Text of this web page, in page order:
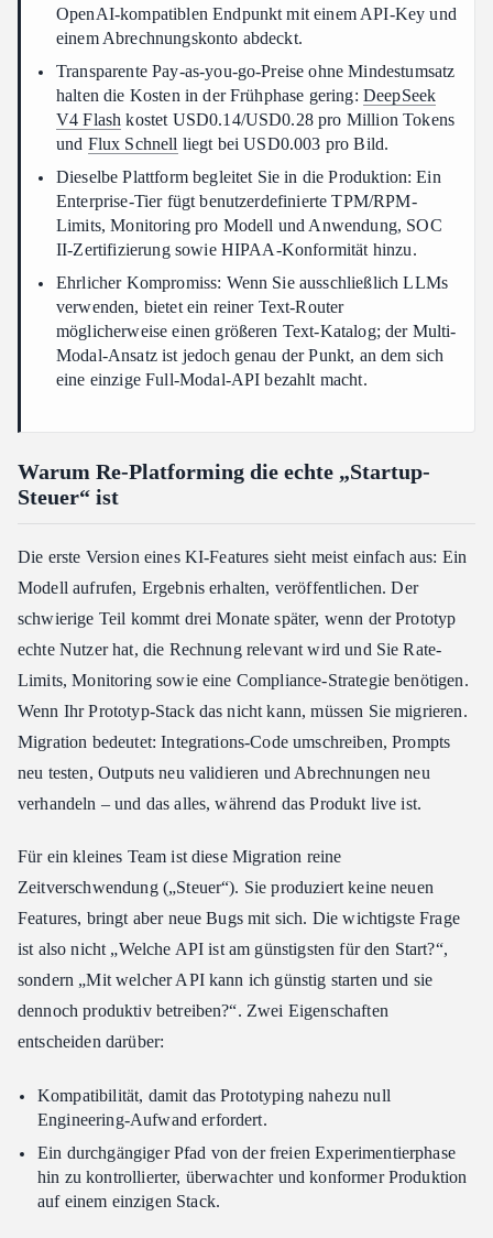
OpenAI-kompatiblen Endpunkt mit einem API-Key und
einem Abrechnungskonto abdeckt.
Transparente Pay-as-you-go-Preise ohne Mindestumsatz
halten die Kosten in der Frühphase gering: DeepSeek
V4 Flash kostet USD0.14/USD0.28 pro Million Tokens
und Flux Schnell liegt bei USD0.003 pro Bild.
Dieselbe Plattform begleitet Sie in die Produktion: Ein
Enterprise-Tier fügt benutzerdefinierte TPM/RPM-
Limits, Monitoring pro Modell und Anwendung, SOC
II-Zertifizierung sowie HIPAA-Konformität hinzu.
Ehrlicher Kompromiss: Wenn Sie ausschließlich LLMs
verwenden, bietet ein reiner Text-Router
möglicherweise einen größeren Text-Katalog; der Multi-
Modal-Ansatz ist jedoch genau der Punkt, an dem sich
eine einzige Full-Modal-API bezahlt macht.
Warum Re-Platforming die echte „Startup-
Steuer“ ist
Die erste Version eines KI-Features sieht meist einfach aus: Ein
Modell aufrufen, Ergebnis erhalten, veröffentlichen. Der
schwierige Teil kommt drei Monate später, wenn der Prototyp
echte Nutzer hat, die Rechnung relevant wird und Sie Rate-
Limits, Monitoring sowie eine Compliance-Strategie benötigen.
Wenn Ihr Prototyp-Stack das nicht kann, müssen Sie migrieren.
Migration bedeutet: Integrations-Code umschreiben, Prompts
neu testen, Outputs neu validieren und Abrechnungen neu
verhandeln – und das alles, während das Produkt live ist.
Für ein kleines Team ist diese Migration reine
Zeitverschwendung („Steuer“). Sie produziert keine neuen
Features, bringt aber neue Bugs mit sich. Die wichtigste Frage
ist also nicht „Welche API ist am günstigsten für den Start?“,
sondern „Mit welcher API kann ich günstig starten und sie
dennoch produktiv betreiben?“. Zwei Eigenschaften
entscheiden darüber:
Kompatibilität, damit das Prototyping nahezu null
Engineering-Aufwand erfordert.
Ein durchgängiger Pfad von der freien Experimentierphase
hin zu kontrollierter, überwachter und konformer Produktion
auf einem einzigen Stack.